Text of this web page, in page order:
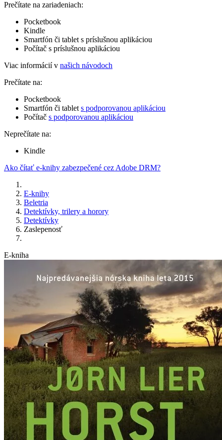
Prečítate na zariadeniach:
Pocketbook
Kindle
Smartfón či tablet s príslušnou aplikáciou
Počítač s príslušnou aplikáciou
Viac informácií v našich návodoch
Prečítate na:
Pocketbook
Smartfón či tablet s podporovanou aplikáciou
Počítač s podporovanou aplikáciou
Neprečítate na:
Kindle
Ako čítať e-knihy zabezpečené cez Adobe DRM?
E-knihy
Beletria
Detektívky, trilery a horory
Detektívky
Zaslepenosť
E-kniha